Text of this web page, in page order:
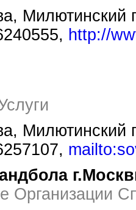
http://
Организации